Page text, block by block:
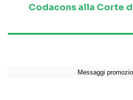
Codacons alla Corte